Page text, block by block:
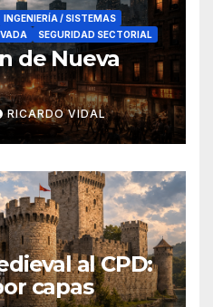
INGENIERÍA / SISTEMAS
SEGURIDAD SECTORIAL
de Nueva
RICARDO VIDAL
al CPD:
capas